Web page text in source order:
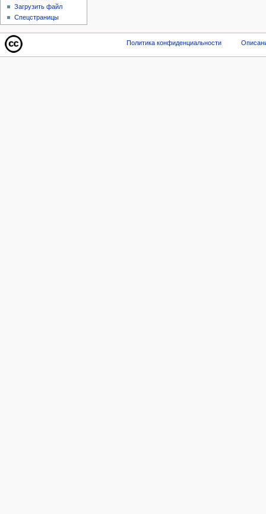
Загрузить файл
Спецстраницы
Политика конфиденциальности